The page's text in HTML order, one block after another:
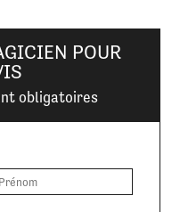
POUR
obligatoires